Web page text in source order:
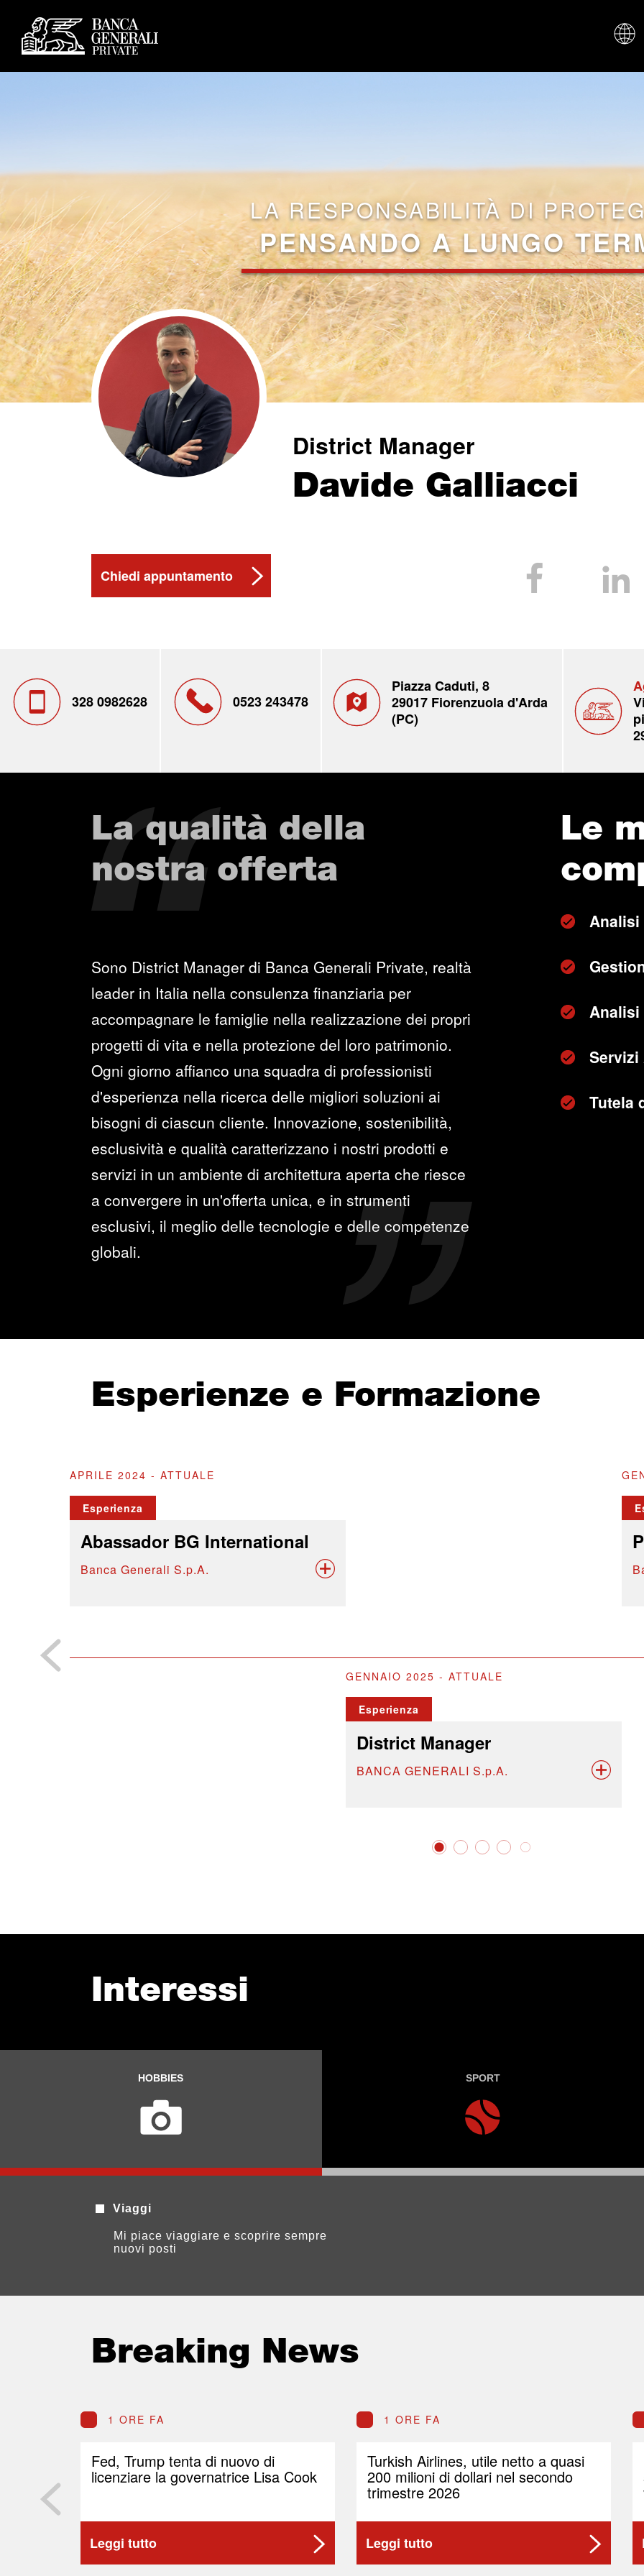
LA RESPONSABILITÀ DI
PENSANDO A LUNGO
District Manager
Davide Galliacci
Chiedi appuntamento
328 0982628 0523 243478
Piazza Caduti, 8
29017 Fiorenzuola d'Arda
(PC)
La qualità della
nostra offerta
Sono District Manager di Banca Generali Private, realtà
leader in Italia nella consulenza finanziaria per
accompagnare le famiglie nella realizzazione dei propri
progetti di vita e nella protezione del loro patrimonio.
Ogni giorno affianco una squadra di professionisti
d'esperienza nella ricerca delle migliori soluzioni ai
bisogni di ciascun cliente. Innovazione, sostenibilità,
esclusività e qualità caratterizzano i nostri prodotti e
servizi in un ambiente di architettura aperta che riesce
a convergere in un'offerta unica, e in strumenti
esclusivi, il meglio delle tecnologie e delle competenze
globali.
Le
Analisi
Tutela
Esperienze e Formazione
APRILE 2024 - ATTUALE
Esperienza
Abassador BG International
Banca Generali S.p.A.
GENNAIO 2025 - ATTUALE
Esperienza
District Manager
BANCA GENERALI S.p.A.
Interessi
HOBBIES SPORT
Viaggi
Mi piace viaggiare e scoprire sempre
nuovi posti
Breaking News
1 ORE FA
Fed, Trump tenta di nuovo di
licenziare la governatrice Lisa Cook
Leggi tutto
1 ORE FA
Turkish Airlines, utile netto a quasi
200 milioni di dollari nel secondo
trimestre 2026
Leggi tutto